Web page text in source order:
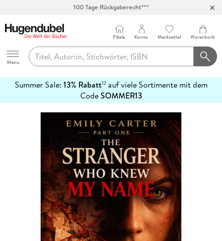
100 Tage Rückgaberecht***
Hugendubel
Menu
Filiale Konto Merkzettel Warenkorb
Summer Sale: 13% Rabatt12auf viele Sortimente mit dem
CodeSOMMER13
erfahren